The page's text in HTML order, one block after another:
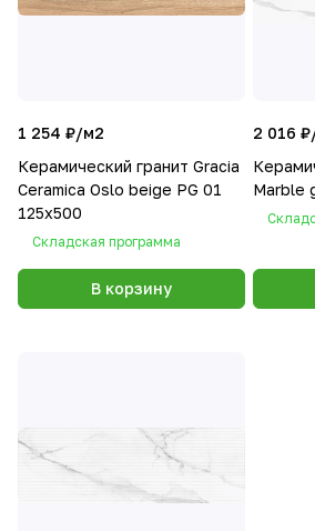
1 254 ₽/м2
Керамический гранит Gracia
Ceramica Oslo beige PG 01
125x500
Складская программа
В корзину
2 016
Marble